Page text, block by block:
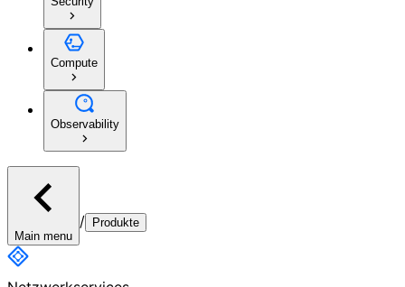
Compute
Observability
Main menu
/ Produkte